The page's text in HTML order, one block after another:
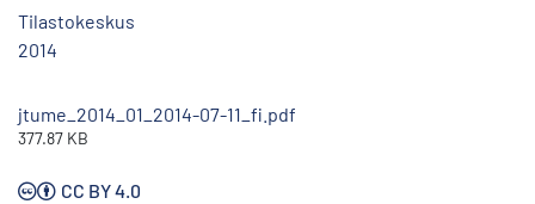
Tilastokeskus
2014
jtume_2014_01_2014-07-11_fi.pdf
377.87 KB
CC BY 4.0